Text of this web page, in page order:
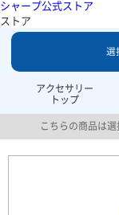
シャープ公式ストア
ストア
アクセサリー
トップ
選
こちらの商品は